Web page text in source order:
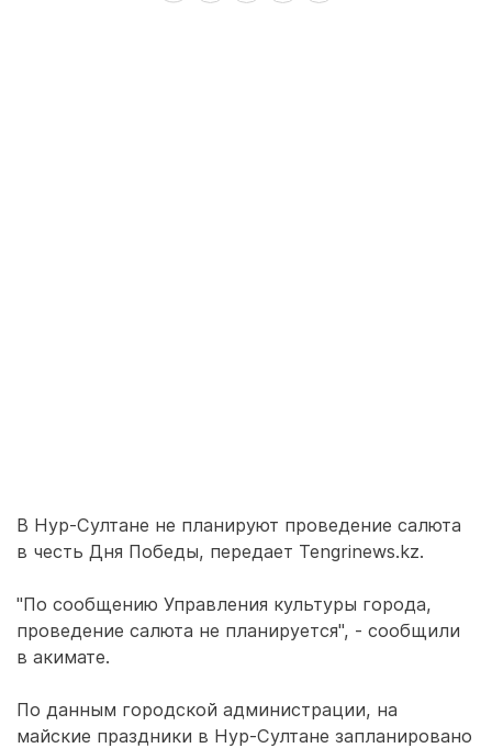
В Нур-Султане не планируют проведение салюта
в честь Дня Победы, передает Tengrinews.kz.
"По сообщению Управления культуры города,
проведение салюта не планируется", - сообщили
в акимате.
По данным городской администрации, на
майские праздники в Нур-Султане запланировано